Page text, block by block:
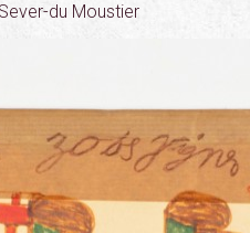
du Moustier